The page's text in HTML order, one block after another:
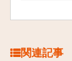
関連記事